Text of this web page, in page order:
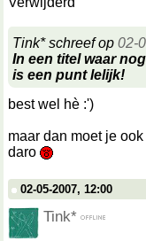
Tink* schreef op 02-
In een titel waar
is een punt lelijk!
best wel hè :')
maar dan moet je
daro
02-05-2007, 12:00
Tink*